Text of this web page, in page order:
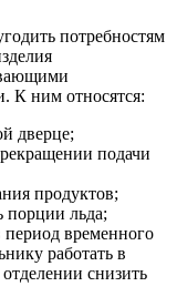
потребностям
К ним относятся:
дверце;
подачи
продуктов;
порции льда;
временного
работать в
снизить